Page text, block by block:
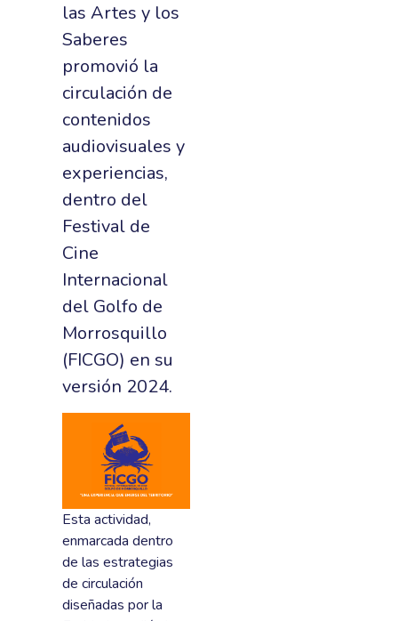
las Artes y los
Saberes
promovió la
circulación de
contenidos
audiovisuales y
experiencias,
dentro del
Festival de
Cine
Internacional
del Golfo de
Morrosquillo
(FICGO) en su
versión 2024.
Esta actividad,
enmarcada dentro
de las estrategias
de circulación
diseñadas por la